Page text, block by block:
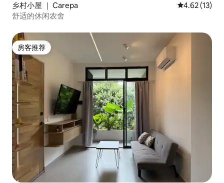
乡村小屋 ｜ Carepa 平均评分
4.62 (13)
舒适的休闲农舍
房客推荐
房客推荐